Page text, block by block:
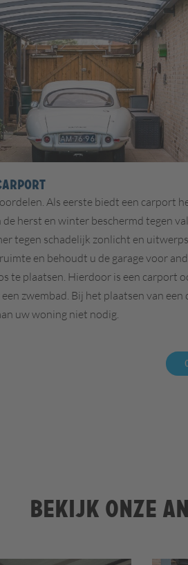
Als eerste biedt een carport
herst en winter beschermd tegen
tegen schadelijk zonlicht en
en behoudt u de garage voor
te plaatsen. Hierdoor is een carport
zwembad. Bij het plaatsen van een
uw woning niet nodig.
Bekijk onze